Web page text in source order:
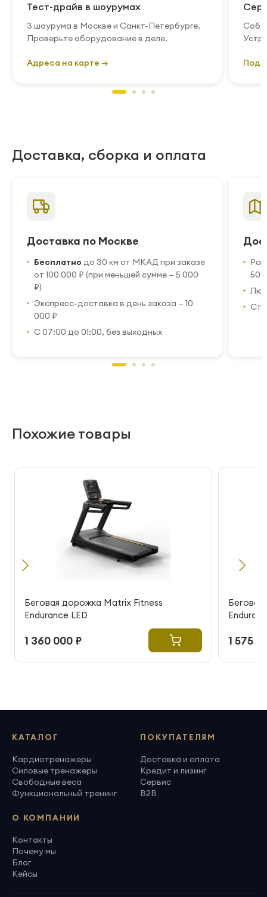
Тест-драйв в шоурумах
3 шоурума в Москве и Санкт-Петербурге.
Проверьте оборудование в деле.
Адреса на карте →
Доставка, сборка и оплата
Доставка по Москве
Бесплатно до 30 км от МКАД при заказе
от 100 000 ₽ (при меньшей сумме — 5 000
₽)
Экспресс-доставка в день заказа — 10
000 ₽
С 07:00 до 01:00, без выходных
50
Похожие товары
Беговая дорожка Matrix Fitness
Endurance LED
1 360 000 ₽ 1 575
КАТАЛОГ
Кардиотренажеры
Силовые тренажеры
Свободные веса
Функциональный тренинг
ПОКУПАТЕЛЯМ
Доставка и оплата
Кредит и лизинг
Сервис
B2B
О КОМПАНИИ
Контакты
Почему мы
Блог
Кейсы